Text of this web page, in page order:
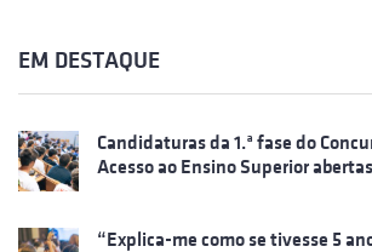
EM DESTAQUE
Candidaturas da 1.ª fase do
Acesso ao Ensino Superior
“Explica-me como se tivesse 5